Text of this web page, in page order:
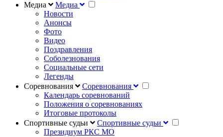
Медиа
Медиа
Новости
Анонсы
Фото
Видео
Поздравления
Соболезнования
Социальные сети
Легенды
Соревнования
Соревнования
Календарь соревнований
Положения о соревнованиях
Итоговые протоколы
Спортивные судьи
Спортивные судьи
Президиум РКС МО